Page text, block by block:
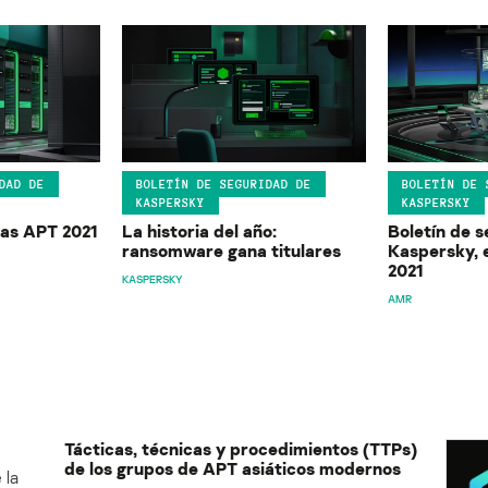
DE
APT 2021
BOLETÍN DE SEGURIDAD DE
KASPERSKY
La historia del año:
ransomware gana titulares
KASPERSKY
BOLETÍN DE
KASPERSKY
Boletín de
Kaspersky,
2021
AMR
la
Tácticas, técnicas y procedimientos (TTPs)
de los grupos de APT asiáticos modernos